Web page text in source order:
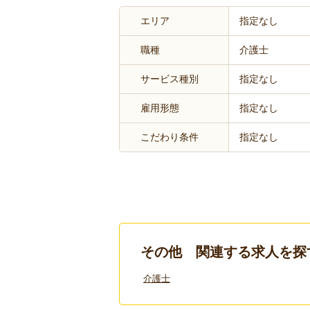
エリア 指定なし
職種 介護士
サービス種別 指定なし
雇用形態 指定なし
こだわり条件 指定なし
その他 関連する求人を探
介護士